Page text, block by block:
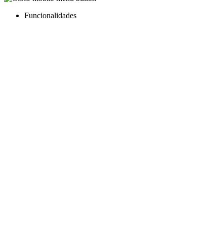
Funcionalidades